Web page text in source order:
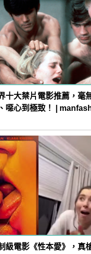
十大禁片電影推薦，毫
噁心到極致！ |
級電影《性本愛》，真